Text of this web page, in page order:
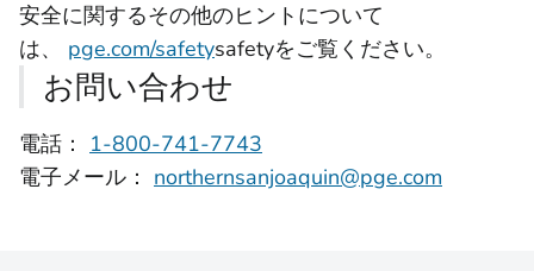
安全に関するその他のヒントについて
は、 pge.com/safetysafetyをご覧ください。
お問い合わせ
電話： 1-800-741-7743
電子メール： northernsanjoaquin@pge.com